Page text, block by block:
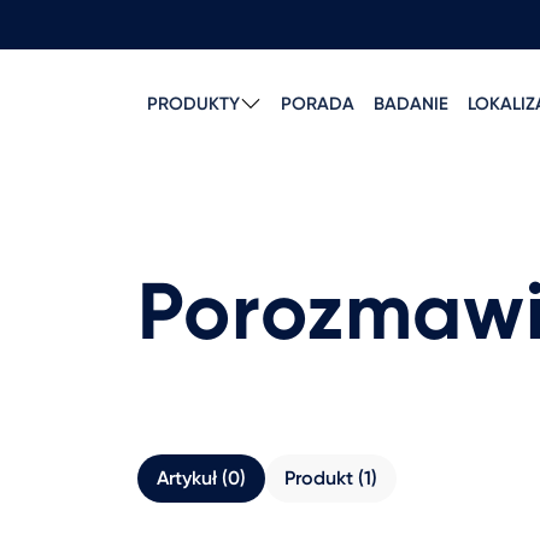
PRODUKTY PORADA BADANIE
Artykuł (0) Produkt (1)